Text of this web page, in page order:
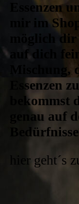
Essenzen
mir im
möglich
auf dich
Mischung,
Essenzen
bekommst
genau auf
hier geht´s